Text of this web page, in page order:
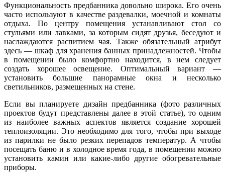
Функциональность предбанника довольно широка. Его очень
часто используют в качестве раздевалки, моечной и комнаты
отдыха. По центру помещения устанавливают стол со
стульями или лавками, за которым сидят друзья, беседуют и
наслаждаются распитием чая. Также обязательный атрибут
здесь — шкаф для хранения банных принадлежностей. Чтобы
в помещении было комфортно находится, в нем следует
создать хорошее освещение. Оптимальный вариант —
установить большие панорамные окна и несколько
светильников, размещенных на стене.
Если вы планируете дизайн предбанника (фото различных
проектов будут представлены далее в этой статье), то одним
из наиболее важных аспектов является создание хорошей
теплоизоляции. Это необходимо для того, чтобы при выходе
из парилки не было резких перепадов температур. А чтобы
посещать баню и в холодное время года, в помещении можно
установить камин или какие-либо другие обогревательные
приборы.